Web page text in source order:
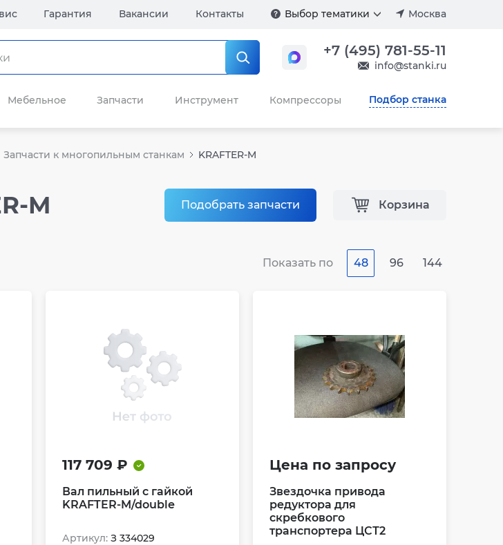
Гарантия Вакансии Контакты Выбор тематики Москва
+7 (495) 781-55-11
info@stanki.ru
Мебельное Запчасти Инструмент Компрессоры Подбор станка
Запчасти к многопильным станкам KRAFTER-M
M Подобрать запчасти Корзина
Показать по 48 96 144
117 709 ₽
Вал пильный с гайкой
KRAFTER-M/double
Артикул: З 334029
Цена по запросу
Звездочка привода
редуктора для
скребкового
транспортера ЦСТ2